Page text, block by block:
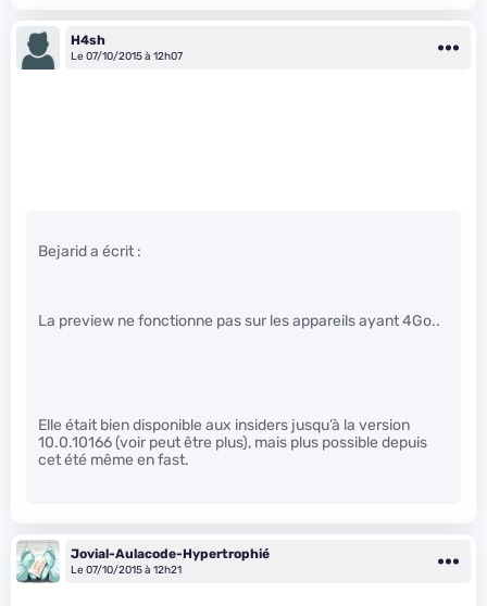
H4sh
Le 07/10/2015 à 12h07
Bejarid a écrit :
La preview ne fonctionne pas sur les appareils ayant 4Go..
Elle était bien disponible aux insiders jusqu’à la version
10.0.10166 (voir peut être plus), mais plus possible depuis
cet été même en fast.
Jovial-Aulacode-Hypertrophié
Le 07/10/2015 à 12h21